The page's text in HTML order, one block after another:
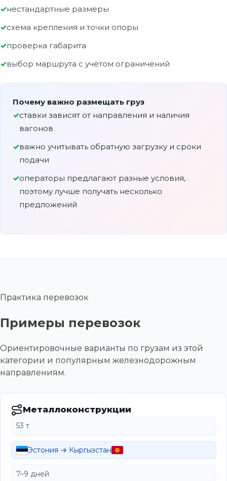
нестандартные размеры
схема крепления и точки опоры
проверка габарита
выбор маршрута с учётом ограничений
Почему важно размещать груз
ставки зависят от направления и наличия
вагонов
важно учитывать обратную загрузку и сроки
подачи
операторы предлагают разные условия,
поэтому лучше получать несколько
предложений
Практика перевозок
Примеры перевозок
Ориентировочные варианты по грузам из этой
категории и популярным железнодорожным
направлениям.
Металлоконструкции
53 т
Эстония → Кыргызстан
7–9 дней